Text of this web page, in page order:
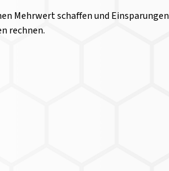
Mehrwert schaffen und Einsparungen
rechnen.